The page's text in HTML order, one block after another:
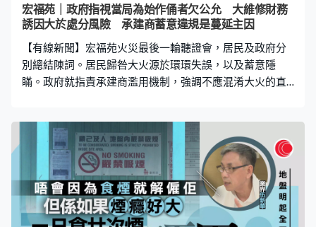
宏福苑｜政府指視當局為始作俑者欠公允 大維修財務
誘因大於處分風險 承建商蓄意違規是蔓延主因
【有線新聞】宏福苑火災最後一輪聽證會，居民及政府分
別總結陳詞。居民歸咎大火源於環環失誤，以及蓄意隱
瞞。政府就指責承建商濫用機制，強調不應混淆大火的直
誤，同意部份涉事方誤導政府，但部門應有責任。例如房
屋局獨立審查組ICU沒有直接聯絡註冊檢驗人員吳躍，未能
發現他只是簽文件的「橡皮圖章」，巡查前預約通知，間
接令到承建商有機會將非阻燃棚網魚目混珠，認為必須改
為突擊檢查。他稱很多居民強忍悲痛作供出席每場聽證
會，但有證人只想推卸責任，期望委員會還原真相。 政府